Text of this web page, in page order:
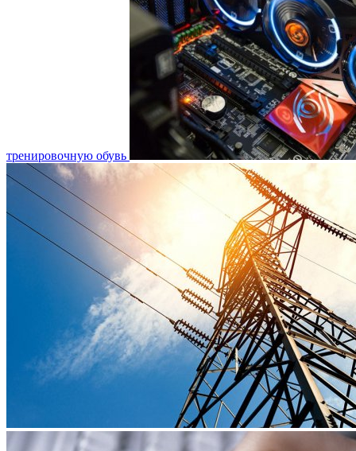
тренировочную обувь